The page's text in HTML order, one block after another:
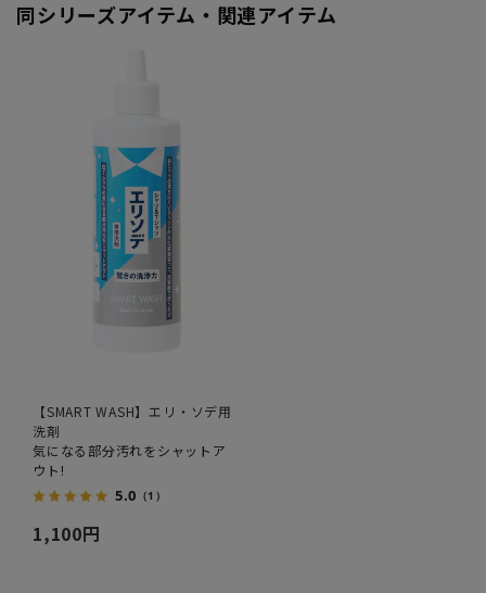
同シリーズアイテム・関連アイテム
【SMART WASH】エリ・ソデ用
洗剤
気になる部分汚れをシャットア
ウト!
5.0 （1）
1,100円